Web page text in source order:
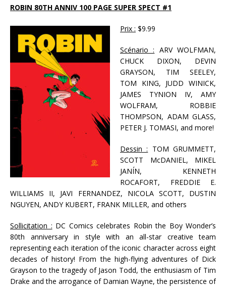
ROBIN 80TH ANNIV 100 PAGE SUPER SPECT #1
Prix : $9.99
Scénario : ARV WOLFMAN,
CHUCK DIXON, DEVIN
GRAYSON, TIM SEELEY,
TOM KING, JUDD WINICK,
JAMES TYNION IV, AMY
WOLFRAM, ROBBIE
THOMPSON, ADAM GLASS,
PETER J. TOMASI, and more!
Dessin : TOM GRUMMETT,
SCOTT McDANIEL, MIKEL
JANÍN, KENNETH
ROCAFORT, FREDDIE E.
WILLIAMS II, JAVI FERNANDEZ, NICOLA SCOTT, DUSTIN
NGUYEN, ANDY KUBERT, FRANK MILLER, and others
Sollicitation : DC Comics celebrates Robin the Boy Wonder’s
80th anniversary in style with an all-star creative team
representing each iteration of the iconic character across eight
decades of history! From the high-flying adventures of Dick
Grayson to the tragedy of Jason Todd, the enthusiasm of Tim
Drake and the arrogance of Damian Wayne, the persistence of